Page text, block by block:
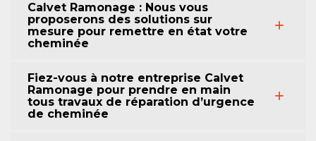
Calvet Ramonage : Nous vous
proposerons des solutions sur
mesure pour remettre en état votre
cheminée
Fiez-vous à notre entreprise Calvet
Ramonage pour prendre en main
tous travaux de réparation d’urgence
de cheminée